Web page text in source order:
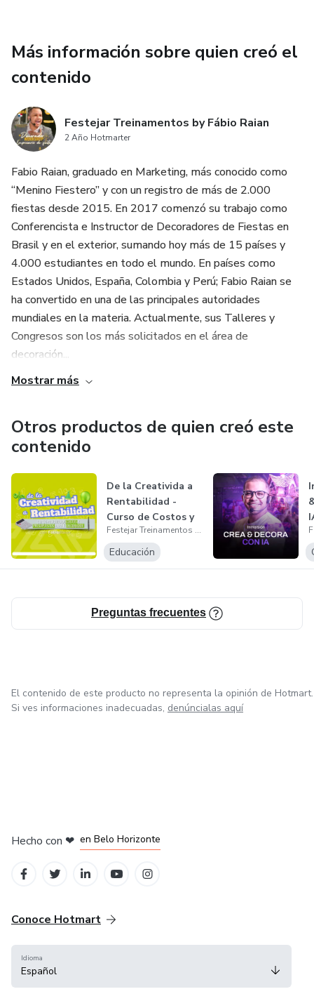
Más información sobre quien creó el
contenido
Festejar Treinamentos by Fábio Raian
2 Año Hotmarter
Fabio Raian, graduado en Marketing, más conocido como
“Menino Fiestero” y con un registro de más de 2.000
fiestas desde 2015. En 2017 comenzó su trabajo como
Conferencista e Instructor de Decoradores de Fiestas en
Brasil y en el exterior, sumando hoy más de 15 países y
4.000 estudiantes en todo el mundo. En países como
Estados Unidos, España, Colombia y Perú; Fabio Raian se
ha convertido en una de las principales autoridades
mundiales en la materia. Actualmente, sus Talleres y
Congresos son los más solicitados en el área de
decoración...
Mostrar más
Otros productos de quien creó este
contenido
De la Creativida a
Rentabilidad -
Curso de Costos y
Presupue...
Festejar Treinamentos by Fábio Raian
Educación
Preguntas frecuentes
El contenido de este producto no representa la opinión de Hotmart.
Si ves informaciones inadecuadas, denúncialas aquí
Hecho con ❤ en Belo Horizonte
Conoce Hotmart
Idioma
Español